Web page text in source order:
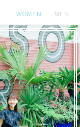
WOMEN MEN